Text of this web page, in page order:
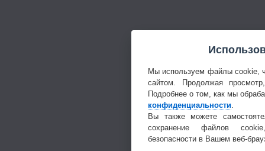
Мы используем файлы cookie,
сайтом. Продолжая
Подробнее о том, как мы
конфиденциальности
Вы также можете
сохранение файлов
безопасности в Вашем веб-